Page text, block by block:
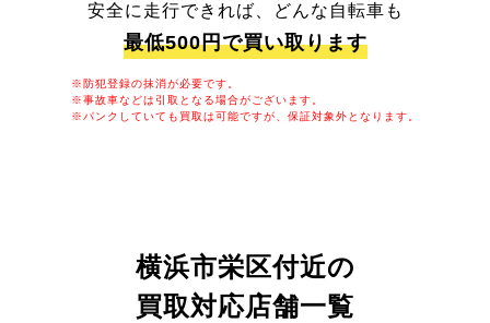
安全に走行できれば、どんな自転車も
最低500円で買い取ります
※防犯登録の抹消が必要です。
※事故車などは引取となる場合がございます。
※パンクしていても買取は可能ですが、保証対象外となります。
横浜市栄区付近の
買取対応店舗一覧